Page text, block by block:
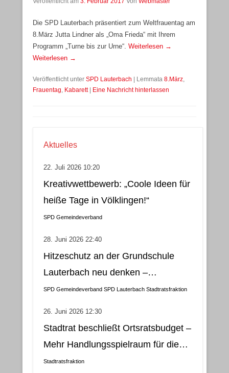
Die SPD Lauterbach präsentiert zum Weltfrauentag am
8.März Jutta Lindner als „Oma Frieda“ mit Ihrem
Programm „Turne bis zur Urne“. Weiterlesen →
Weiterlesen →
Veröffentlicht unter SPD Lauterbach | Lemmata 8.März
Frauentag Kabarett | Eine Nachricht hinterlassen
Aktuelles
22. Juli 2026 10:20
Kreativwettbewerb: „Coole Ideen für
heiße Tage in Völklingen!“
SPD Gemeindeverband
28. Juni 2026 22:40
Hitzeschutz an der Grundschule
Lauterbach neu denken –
Klimatisierung als wirtschaftliche
SPD Gemeindeverband SPD Lauterbach Stadtratsfraktion
26. Juni 2026 12:30
Stadtrat beschließt Ortsratsbudget –
Mehr Handlungsspielraum für die
Gemeindebezirke
Stadtratsfraktion